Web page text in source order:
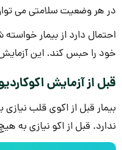
در هر وضعیت سلامتی می
احتمال دارد از بیمار
خود را حبس کند. این
قبل از آزمایش
بیمار قبل از اکوی قلب
ندارد. قبل از اکو نیازی به